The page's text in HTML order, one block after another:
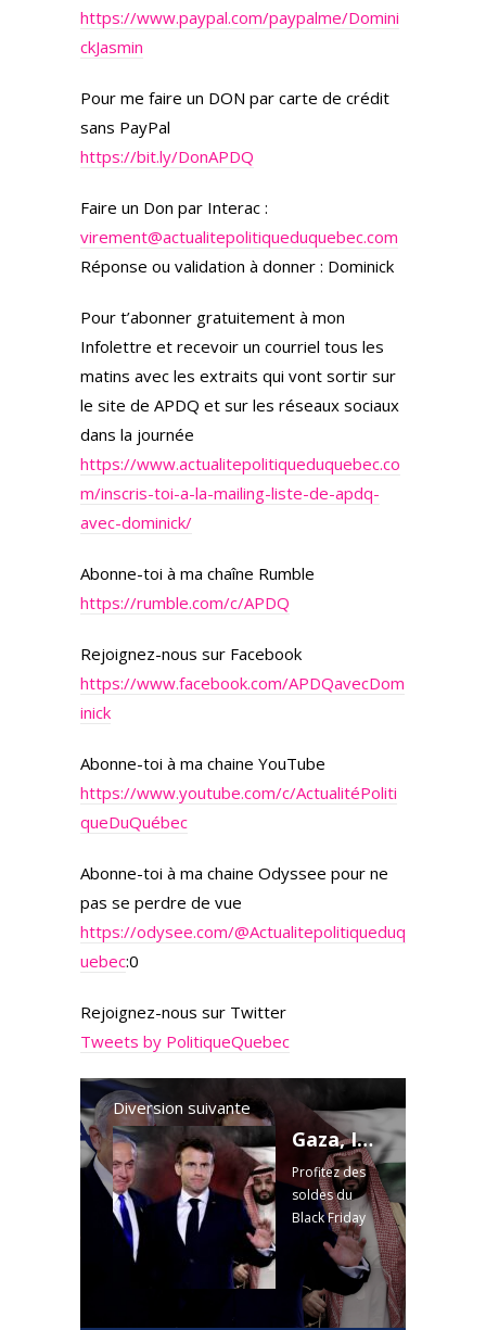
https://www.paypal.com/paypalme/Domini
ckJasmin
Pour me faire un DON par carte de crédit
sans PayPal
https://bit.ly/DonAPDQ
Faire un Don par Interac :
virement@actualitepolitiqueduquebec.com
Réponse ou validation à donner : Dominick
Pour t’abonner gratuitement à mon
Infolettre et recevoir un courriel tous les
matins avec les extraits qui vont sortir sur
le site de APDQ et sur les réseaux sociaux
dans la journée
https://www.actualitepolitiqueduquebec.co
m/inscris-toi-a-la-mailing-liste-de-apdq-
avec-dominick/
Abonne-toi à ma chaîne Rumble
https://rumble.com/c/APDQ
Rejoignez-nous sur Facebook
https://www.facebook.com/APDQavecDom
inick
Abonne-toi à ma chaine YouTube
https://www.youtube.com/c/ActualitéPoliti
queDuQuébec
Abonne-toi à ma chaine Odyssee pour ne
pas se perdre de vue
https://odysee.com/@Actualitepolitiqueduq
uebec:0
Rejoignez-nous sur Twitter
Tweets by PolitiqueQuebec
Diversion suivante
Gaza, Israël: le règne de l'hypocrisie
Profitez des
soldes du
Black Friday
chez Emma
Matelas!
Pour une
réduction de